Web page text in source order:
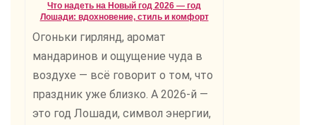
Что надеть на Новый год 2026 — год
Лошади: вдохновение, стиль и комфорт
Огоньки гирлянд, аромат
мандаринов и ощущение чуда в
воздухе — всё говорит о том, что
праздник уже близко. А 2026-й —
это год Лошади, символ энергии,